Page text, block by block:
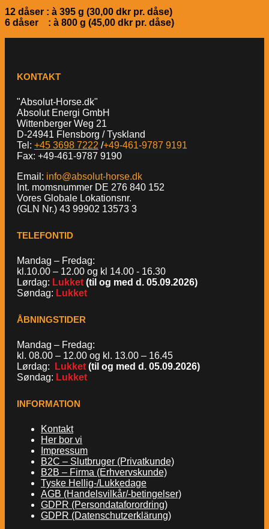
12 dåser : à 395 g (30,00 dkr pr. dåse)
6 dåser : à 800 g (45,00 dkr pr. dåse)
KONTAKT
"Absolut-Horse.dk"
Absolut Energi GmbH
Wittenberger Weg 21
D-24941 Flensborg / Tyskland
Tel: +45 3698 7222 /+49-461-9787 9191
Fax: +49-461-9787 9190
Email: info@absolut-horse.dk
Int. momsnummer DE 276 840 152
Vores Globale Lokationsnr.
(GLN Nr.) 43 99902 13573 3
TELEFONTID
Mandag – Fredag:
kl.10.00 – 12.00 og kl 14.00 - 16.30
Lørdag: Lukket (til og med d. 05.09.2026)
Søndag: Lukket
ÅBNINGSTIDER
Mandag – Fredag:
kl. 08.00 – 12.00 og kl. 13.00 – 16.45
Lørdag:
Lukket (til og med d. 05.09.2026)
Søndag: Lukket
INFORMATION
Kontakt
Her bor vi
Impressum
B2C – Slutbruger (Privatkunde)
B2B – Firma (Erhvervskunde)
Tyske Hellig-/Lukkedage
AGB (Handelsvilkår/-betingelser)
GDPR (Persondataforordring)
GDPR (Datenschutzerklärung)